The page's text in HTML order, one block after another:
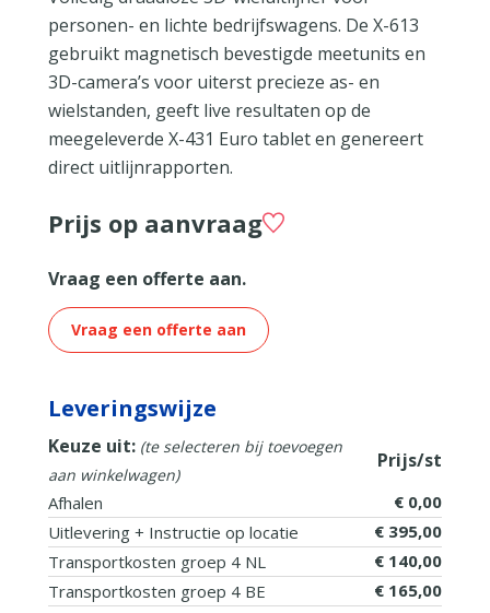
personen- en lichte bedrijfswagens. De X-613
gebruikt magnetisch bevestigde meetunits en
3D-camera’s voor uiterst precieze as- en
wielstanden, geeft live resultaten op de
meegeleverde X-431 Euro tablet en genereert
direct uitlijnrapporten.
Prijs op aanvraag
Vraag een offerte aan.
Vraag een offerte aan
Leveringswijze
Keuze uit: (te selecteren bij toevoegen
aan winkelwagen)
Prijs/st
Afhalen
€ 0,00
Uitlevering + Instructie op locatie
€ 395,00
Transportkosten groep 4 NL
€ 140,00
Transportkosten groep 4 BE
€ 165,00